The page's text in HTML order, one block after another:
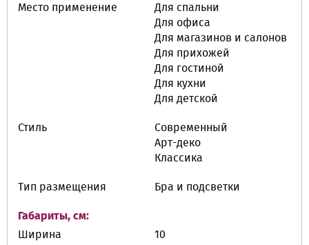
Место применение
Для спальни
Для офиса
Для магазинов и салонов
Для прихожей
Для гостиной
Для кухни
Для детской
Стиль
Современный
Арт-деко
Классика
Тип размещения Бра и подсветки
Габариты, см:
Ширина
10